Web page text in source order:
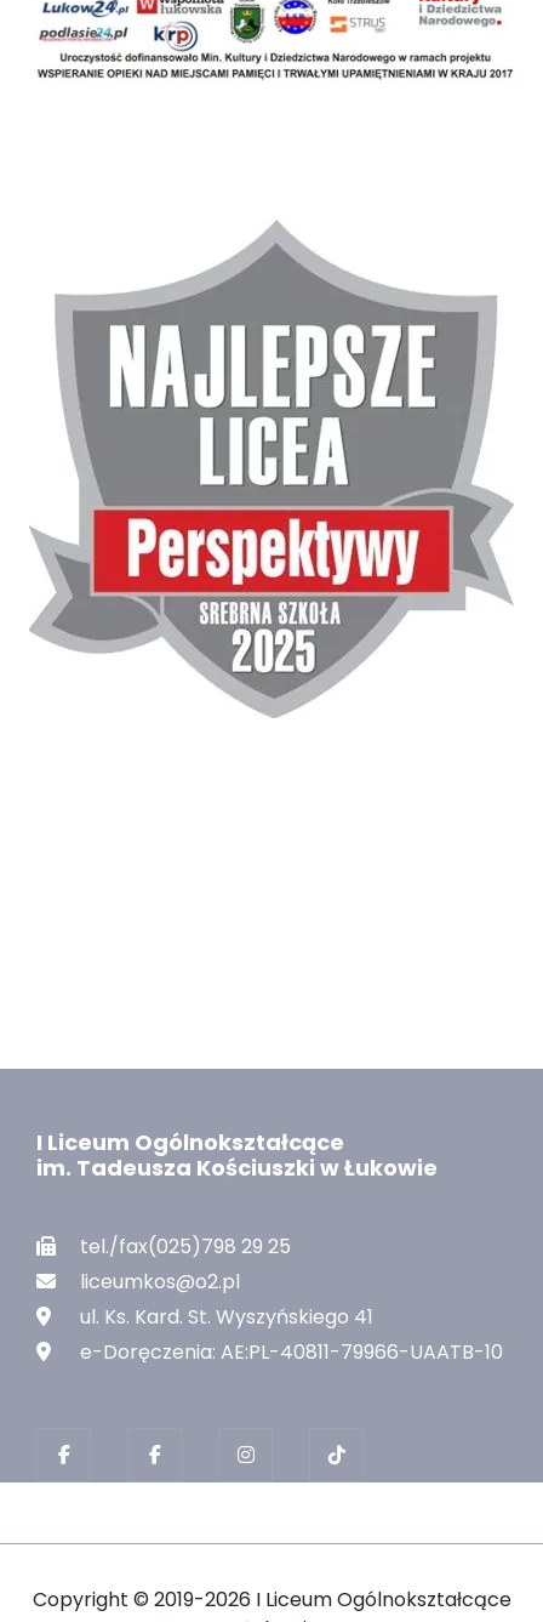
I Liceum Ogólnokształcące
im. Tadeusza Kościuszki w Łukowie
tel./fax(025)798 29 25
liceumkos@o2.pl
ul. Ks. Kard. St. Wyszyńskiego 41
e-Doręczenia: AE:PL-40811-79966-UAATB-10
Copyright © 2019-2026 I Liceum Ogólnokształcące